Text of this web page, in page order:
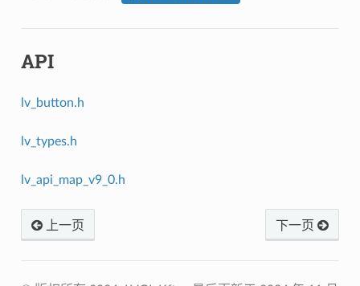
API
lv_button.h
lv_types.h
lv_api_map_v9_0.h
上一页 下一页